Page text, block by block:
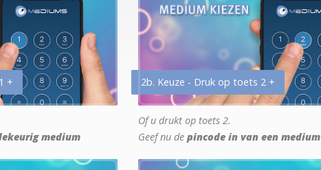
+
medium
2b. Keuze - Druk op toets 2 +
Of u drukt op toets 2.
Geef nu de pincode in van een medium